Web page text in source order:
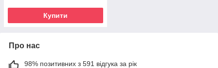
Купити
Про нас
98% позитивних з 591 відгука за рік